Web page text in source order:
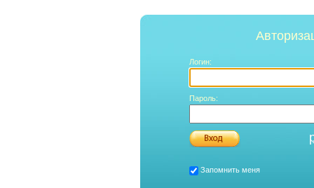
Логин:
Пароль:
Запомнить меня